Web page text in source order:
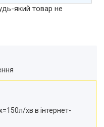
який товар не
хв в інтернет-